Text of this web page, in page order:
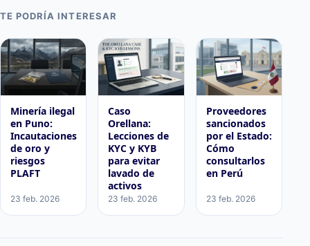
TE PODRÍA INTERESAR
Minería ilegal
en Puno:
Incautaciones
de oro y
riesgos
PLAFT
23 feb. 2026
Caso
Orellana:
Lecciones de
KYC y KYB
para evitar
lavado de
activos
23 feb. 2026
Proveedores
sancionados
por el Estado:
Cómo
consultarlos
en Perú
23 feb. 2026